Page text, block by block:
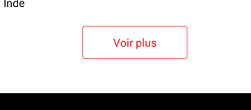
Inde
Voir plus